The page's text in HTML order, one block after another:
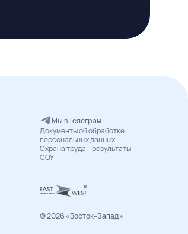
Мы в Телеграм
Документы об обработке
персональных данных
Охрана труда – результаты
СОУТ
© 2026 «Восток–Запад»